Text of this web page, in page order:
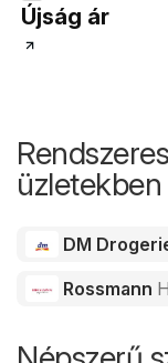
Újság ár
DM
Rossmann